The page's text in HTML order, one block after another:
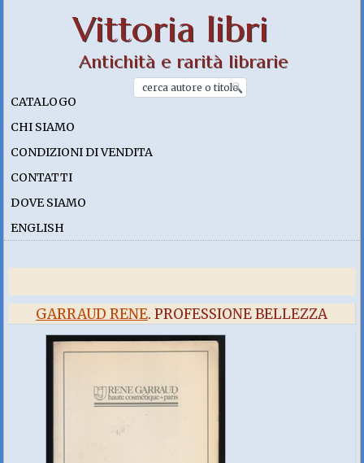
Vittoria libri
Antichità e rarità librarie
CATALOGO
CHI SIAMO
CONDIZIONI DI VENDITA
CONTATTI
DOVE SIAMO
ENGLISH
GARRAUD RENE. PROFESSIONE BELLEZZA